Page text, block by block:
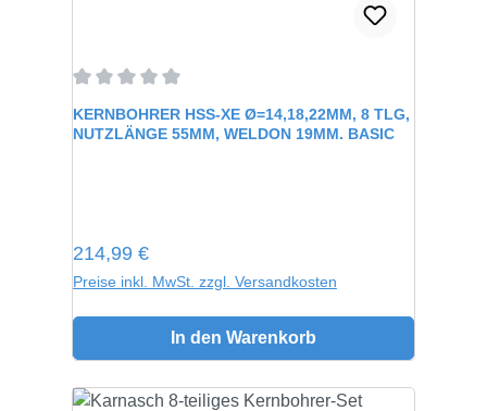
KERNBOHRER HSS-XE Ø=14,18,22MM, 8 TLG,
NUTZLÄNGE 55MM, WELDON 19MM. BASIC
Regulärer Preis:
214,99 €
Preise inkl. MwSt. zzgl. Versandkosten
In den Warenkorb